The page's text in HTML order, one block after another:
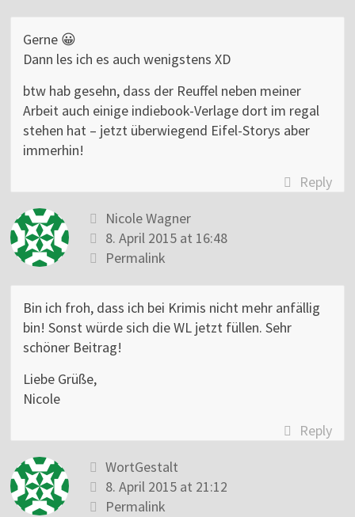
Gerne 😀
Dann les ich es auch wenigstens XD
btw hab gesehn, dass der Reuffel neben meiner
Arbeit auch einige indiebook-Verlage dort im regal
stehen hat – jetzt überwiegend Eifel-Storys aber
immerhin!
Reply
Nicole Wagner
8. April 2015 at 16:48
Permalink
Bin ich froh, dass ich bei Krimis nicht mehr anfällig
bin! Sonst würde sich die WL jetzt füllen. Sehr
schöner Beitrag!
Liebe Grüße,
Nicole
Reply
WortGestalt
8. April 2015 at 21:12
Permalink